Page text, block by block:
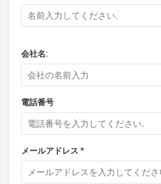
会社名:
電話番号
メールアドレス *